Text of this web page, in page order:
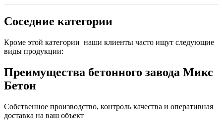
Соседние категории
Кроме этой категории наши клиенты часто ищут следующие
виды продукции:
Преимущества бетонного завода Микс
Бетон
Собственное производство, контроль качества и оперативная
доставка на ваш объект